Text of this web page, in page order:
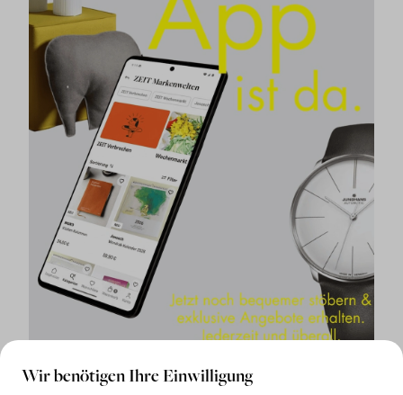
Wir benötigen Ihre Einwilligung